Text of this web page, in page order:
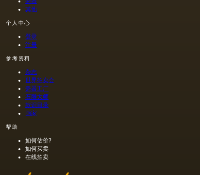
其他
个人中心
登录
注册
参考资料
杂志
世界拍卖会
瓷器工厂
石雕大师
款识目录
画家
帮助
如何估价?
如何买卖
在线拍卖